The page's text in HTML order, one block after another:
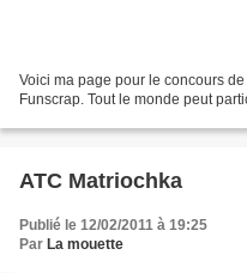
Voici ma page pour le concours
Funscrap. Tout le monde peut
ATC Matriochka
Publié le 12/02/2011 à 19:25
Par La mouette